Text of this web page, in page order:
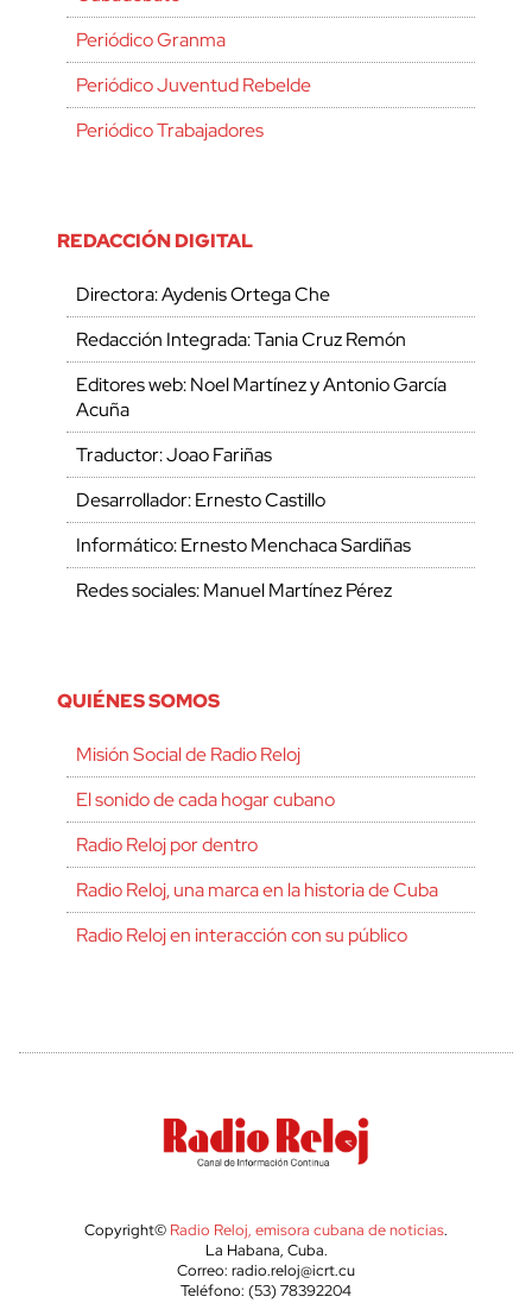
Periódico Granma
Periódico Juventud Rebelde
Periódico Trabajadores
REDACCIÓN DIGITAL
Directora: Aydenis Ortega Che
Redacción Integrada: Tania Cruz Remón
Editores web: Noel Martínez y Antonio García
Acuña
Traductor: Joao Fariñas
Desarrollador: Ernesto Castillo
Informático: Ernesto Menchaca Sardiñas
Redes sociales: Manuel Martínez Pérez
QUIÉNES SOMOS
Misión Social de Radio Reloj
El sonido de cada hogar cubano
Radio Reloj por dentro
Radio Reloj, una marca en la historia de Cuba
Radio Reloj en interacción con su público
Copyright© Radio Reloj, emisora cubana de noticias.
La Habana, Cuba.
Correo: radio.reloj@icrt.cu
Teléfono: (53) 78392204